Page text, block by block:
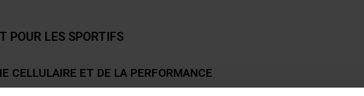
POUR LES SPORTIFS
CELLULAIRE ET DE LA PERFORMANCE